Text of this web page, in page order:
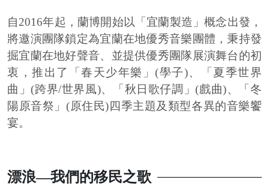
自2016年起，蘭博開始以「宜蘭製造」概念出發，
將邀演團隊鎖定為宜蘭在地優秀音樂團體，秉持發
掘宜蘭在地好聲音、並提供優秀團隊展演舞台的初
衷，推出了「春天少年樂」(學子)、「夏季世界
曲」(跨界/世界風)、「秋日歌仔調」(戲曲)、「冬
陽原音祭」(原住民)四季主題及類型各異的音樂饗
宴。
漂浪—我們的移民之歌